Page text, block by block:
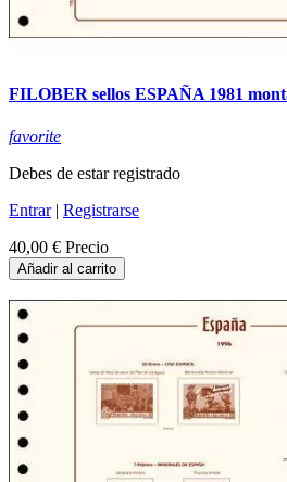
FILOBER sellos ESPAÑA 1981
favorite
Debes de estar registrado
Entrar| Registrarse
40,00 € Precio
Añadir al carrito